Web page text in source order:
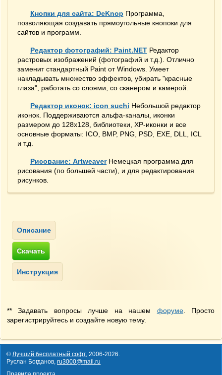
Кнопки для сайта: DeKnop Программа,
позволяющая создавать прямоугольные кнопоки для
сайтов и программ.
Редактор фотографий: Paint.NET Редактор
растровых изображений (фотографий и т.д.). Отлично
заменит стандартный Paint от Windows. Умеет
накладывать множество эффектов, убирать "красные
глаза", работать со слоями, со сканером и камерой.
Редактор иконок: icon suchi Небольшой редактор
иконок. Поддерживаются альфа-каналы, иконки
размером до 128х128, библиотеки, XP-иконки и все
основные форматы: ICO, BMP, PNG, PSD, EXE, DLL, ICL
и т.д.
Рисование: ArtweaverНемецкая программа для
рисования (по большей части), и для редактирования
рисунков.
** Задавать вопросы лучше на нашем форуме. Просто
зарегистрируйтесь и создайте новую тему.
© Лучший бесплатный софт, 2006-2026.
Руслан Богданов, ru3000@mail.ru